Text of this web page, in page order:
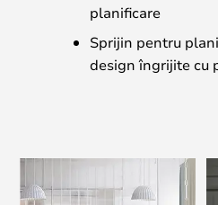
planificare
Sprijin pentru
design îngrijite cu